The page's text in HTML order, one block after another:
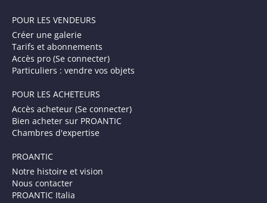
POUR LES VENDEURS
Créer une galerie
Tarifs et abonnements
Accès pro (Se connecter)
Particuliers : vendre vos objets
POUR LES ACHETEURS
Accès acheteur (Se connecter)
Bien acheter sur PROANTIC
Chambres d'expertise
PROANTIC
Notre histoire et vision
Nous contacter
PROANTIC Italia